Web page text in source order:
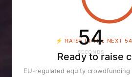
53
SECONDS
⚡RAISE IN THE NEXT
Ready to raise
EU-regulated equity